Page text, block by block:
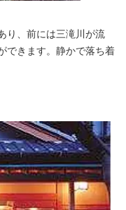
り、前には三滝川が流
できます。静かで落ち着